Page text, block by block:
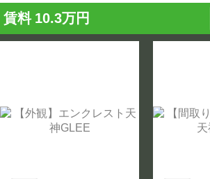
賃料 10.3万円